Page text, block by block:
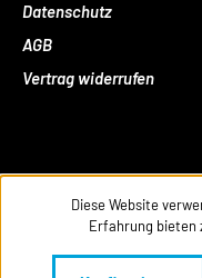
Datenschutz
AGB
Vertrag widerrufen
Diese Website
Erfahrung bieten